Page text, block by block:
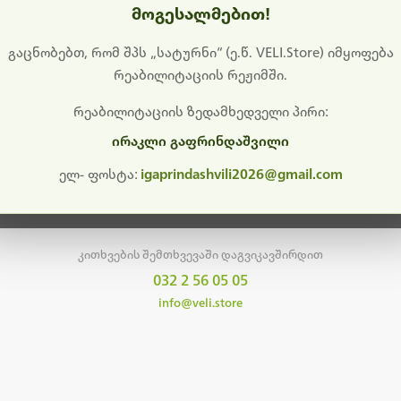
გიხდით შეფერხებისთვის. ამჟამად მიმდინარეობს
განახლება და ტექნიკური სამუშაოები.
მალე ისევ ხელმისაწვდომი იქნება. გმადლობთ მოთმინებისთვის!
მთავარ გვერდზე დაბრუნება
კითხვების შემთხვევაში დაგვიკავშირდით
032 2 56 05 05
info@veli.store
მოგესალმებით!
გაცნობებთ, რომ შპს „სატურნი“ (ე.წ. VELI.Store) იმყოფება
რეაბილიტაციის რეჟიმში.
რეაბილიტაციის ზედამხედველი პირი:
ირაკლი გაფრინდაშვილი
ელ- ფოსტა: igaprindashvili2026@gmail.com